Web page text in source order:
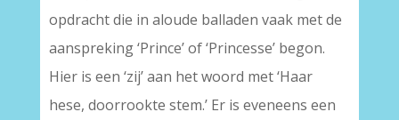
opdracht die in aloude balladen vaak met de
aanspreking ‘Prince’ of ‘Princesse’ begon.
Hier is een ‘zij’ aan het woord met ‘Haar
hese, doorrookte stem.’ Er is eveneens een